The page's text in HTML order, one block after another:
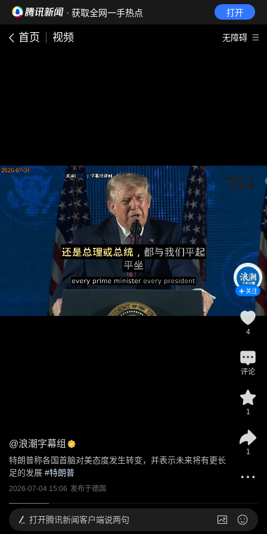
· 获取全网一手热点 打开
首页 视频 无障碍
@浪潮字幕组
特朗普称各国首脑对美态度发生转变，并表示未来将有更长
足的发展 #特朗普
2026-07-04 15:06 发布于德国
关注
4
评论
1
1
打开腾讯新闻客户端说两句